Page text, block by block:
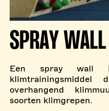
SPRAY WALL
Een spray wall
overhangend
soorten klimgrepen.